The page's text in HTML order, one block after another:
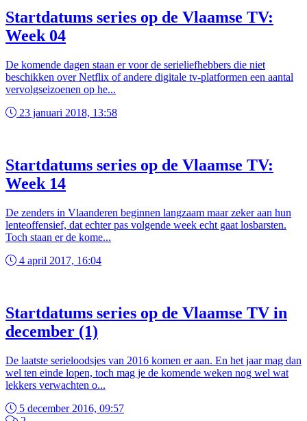
Startdatums series op de Vlaamse TV:
Week 04
De komende dagen staan er voor de serieliefhebbers die niet
beschikken over Netflix of andere digitale tv-platformen een aantal
vervolgseizoenen op he...
23 januari 2018, 13:58
Startdatums series op de Vlaamse TV:
Week 14
De zenders in Vlaanderen beginnen langzaam maar zeker aan hun
lenteoffensief, dat echter pas volgende week echt gaat losbarsten.
Toch staan er de kome...
4 april 2017, 16:04
Startdatums series op de Vlaamse TV in
december (1)
De laatste serieloodsjes van 2016 komen er aan. En het jaar mag dan
wel ten einde lopen, toch mag je de komende weken nog wel wat
lekkers verwachten o...
5 december 2016, 09:57